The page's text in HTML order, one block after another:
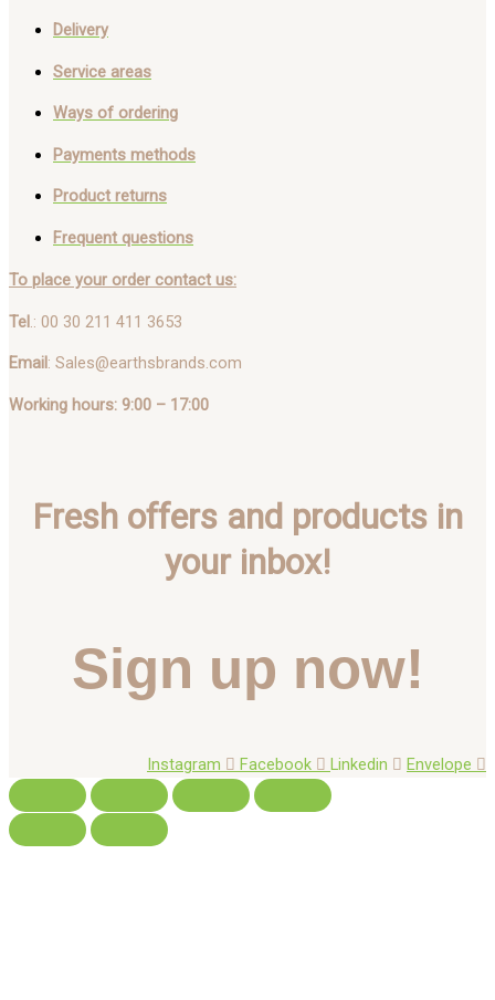
Delivery
Service areas
Ways of ordering
Payments methods
Product returns
Frequent questions
To place your order contact us:
Tel .: 00 30 211 411 3653
Email: Sales@earthsbrands.com
Working hours: 9:00 – 17:00
Fresh offers and products in
your inbox!
Sign up now!
Instagram Facebook Linkedin Envelope